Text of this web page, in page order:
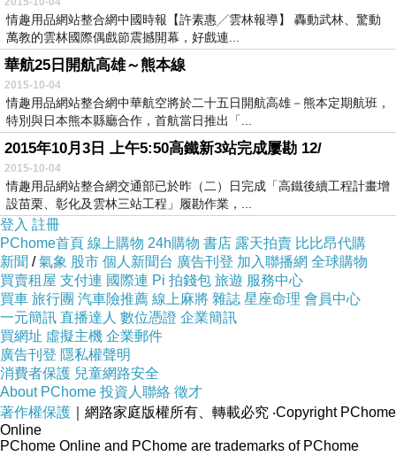
情趣用品網站整合網中國時報【許素惠╱雲林報導】 轟動武林、驚動
萬教的雲林國際偶戲節震撼開幕，好戲連...
華航25日開航高雄～熊本線
2015-10-04
情趣用品網站整合網中華航空將於二十五日開航高雄－熊本定期航班，
特別與日本熊本縣廳合作，首航當日推出「...
2015年10月3日 上午5:50高鐵新3站完成屢勘 12/
2015-10-04
情趣用品網站整合網交通部已於昨（二）日完成「高鐵後續工程計畫增
設苗栗、彰化及雲林三站工程」履勘作業，...
登入 註冊
PChome首頁 線上購物 24h購物 書店 露天拍賣 比比昂代購
新聞 /氣象 股市 個人新聞台 廣告刊登 加入聯播網 全球購物
買賣租屋 支付連 國際連 Pi 拍錢包 旅遊 服務中心
買車 旅行團 汽車險推薦 線上麻將 雜誌 星座命理 會員中心
一元簡訊 直播達人 數位憑證 企業簡訊
買網址 虛擬主機 企業郵件
廣告刊登 隱私權聲明
消費者保護 兒童網路安全
About PChome 投資人聯絡 徵才
著作權保護 ｜網路家庭版權所有、轉載必究 ‧Copyright PChome
Online
PChome Online and PChome are trademarks of PChome